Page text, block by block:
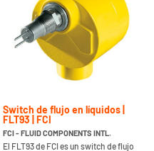
Switch de flujo en líquidos |
FLT93 | FCI
FCI - FLUID COMPONENTS INTL.
El FLT93 de FCI es un switch de flujo